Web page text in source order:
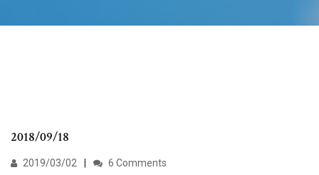
2018/09/18
2019/03/02 6 Comments